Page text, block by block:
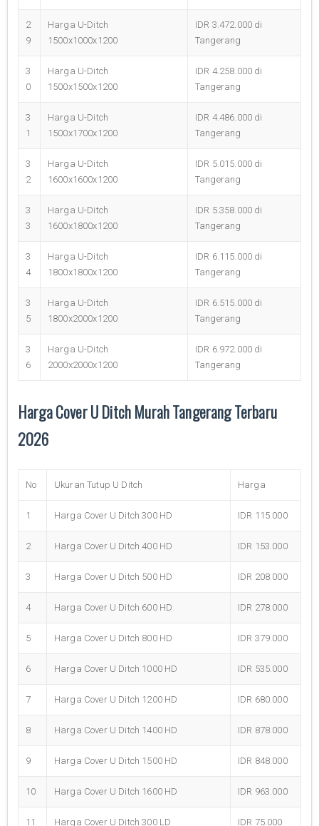
2
9
Harga U-Ditch
1500x1000x1200
IDR 3.472.000 di
Tangerang
3
0
Harga U-Ditch
1500x1500x1200
IDR 4.258.000 di
Tangerang
3
1
Harga U-Ditch
1500x1700x1200
IDR 4.486.000 di
Tangerang
3
2
Harga U-Ditch
1600x1600x1200
IDR 5.015.000 di
Tangerang
3
3
Harga U-Ditch
1600x1800x1200
IDR 5.358.000 di
Tangerang
3
4
Harga U-Ditch
1800x1800x1200
IDR 6.115.000 di
Tangerang
3
5
Harga U-Ditch
1800x2000x1200
IDR 6.515.000 di
Tangerang
3
6
Harga U-Ditch
2000x2000x1200
IDR 6.972.000 di
Tangerang
Harga Cover U Ditch Murah Tangerang Terbaru
2026
No Ukuran Tutup U Ditch Harga
1 Harga Cover U Ditch 300 HD IDR 115.000
2 Harga Cover U Ditch 400 HD IDR 153.000
3 Harga Cover U Ditch 500 HD IDR 208.000
4 Harga Cover U Ditch 600 HD IDR 278.000
5 Harga Cover U Ditch 800 HD IDR 379.000
6 Harga Cover U Ditch 1000 HD IDR 535.000
7 Harga Cover U Ditch 1200 HD IDR 680.000
8 Harga Cover U Ditch 1400 HD IDR 878.000
9 Harga Cover U Ditch 1500 HD IDR 848.000
10 Harga Cover U Ditch 1600 HD IDR 963.000
11 Harga Cover U Ditch 300 LD IDR 75.000